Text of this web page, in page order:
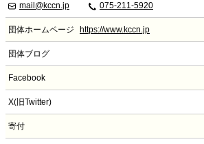
mail@kccn.jp 075-211-5920
団体ホームページ https://www.kccn.jp
団体ブログ
Facebook
X(旧Twitter)
寄付